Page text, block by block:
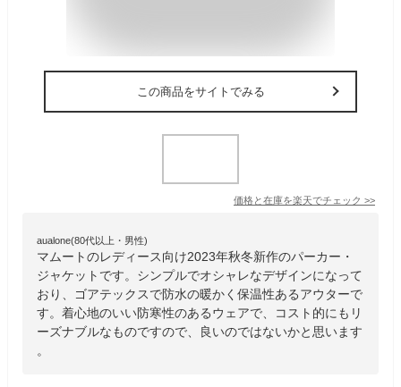
この商品をサイトでみる
価格と在庫を楽天でチェック >>
aualone(80代以上・男性)
マムートのレディース向け2023年秋冬新作のパーカー・
ジャケットです。シンプルでオシャレなデザインになって
おり、ゴアテックスで防水の暖かく保温性あるアウターで
す。着心地のいい防寒性のあるウェアで、コスト的にもリ
ーズナブルなものですので、良いのではないかと思います
。